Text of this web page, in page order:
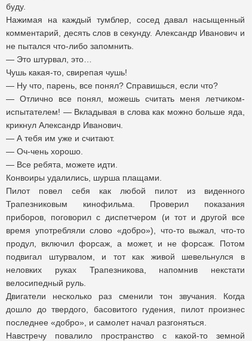
буду.
Нажимая на каждый тумблер, сосед давал насыщенный
комментарий, десять слов в секунду. Александр Иванович и
не пытался что-либо запомнить.
— Это штурвал, это…
Чушь какая-то, свирепая чушь!
— Ну что, парень, все понял? Справишься, если что?
— Отлично все понял, можешь считать меня летчиком-
испытателем! — Вкладывая в слова как можно больше яда,
крикнул Александр Иванович.
— А тебя им уже и считают.
— Оч-чень хорошо.
— Все ребята, можете идти.
Конвоиры удалились, шурша плащами.
Пилот повел себя как любой пилот из виденного
Трапезниковым кинофильма. Проверил показания
приборов, поговорил с диспетчером (и тот и другой все
время употребляли слово «добро»), что-то выжал, что-то
продул, включил форсаж, а может, и не форсаж. Потом
подвигал штурвалом, и тот как живой шевельнулся в
неловких руках Трапезникова, напомнив некстати
велосипедный руль.
Двигатели несколько раз сменили тон звучания. Когда
дошло до твердого, басовитого гудения, пилот произнес
последнее «добро», и самолет начал разгоняться.
Навстречу повалило пространство с какой-то земной